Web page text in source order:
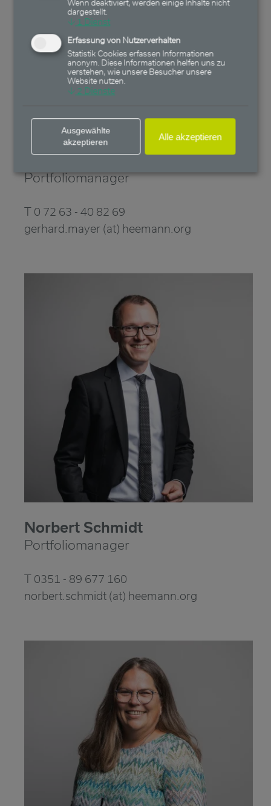
Gerhard Mayer
Portfoliomanager
T 0 72 63 - 40 82 69
gerhard.mayer (at) heemann.org
Norbert Schmidt
Portfoliomanager
T 0351 - 89 677 160
norbert.schmidt (at) heemann.org
Wenn deaktiviert, werden einige Inhalte nicht
dargestellt.
↓ 1 Dienst
Erfassung von Nutzerverhalten
Statistik Cookies erfassen Informationen
anonym. Diese Informationen helfen uns zu
verstehen, wie unsere Besucher unsere
Website nutzen.
↓ 2 Dienste
Ausgewählte
akzeptieren
Alle akzeptieren